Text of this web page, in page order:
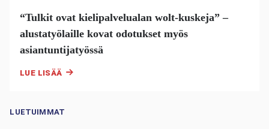
“Tulkit ovat kielipalvelualan wolt-kuskeja” –
alustatyölaille kovat odotukset myös
asiantuntijatyössä
LUE LISÄÄ
LUETUIMMAT